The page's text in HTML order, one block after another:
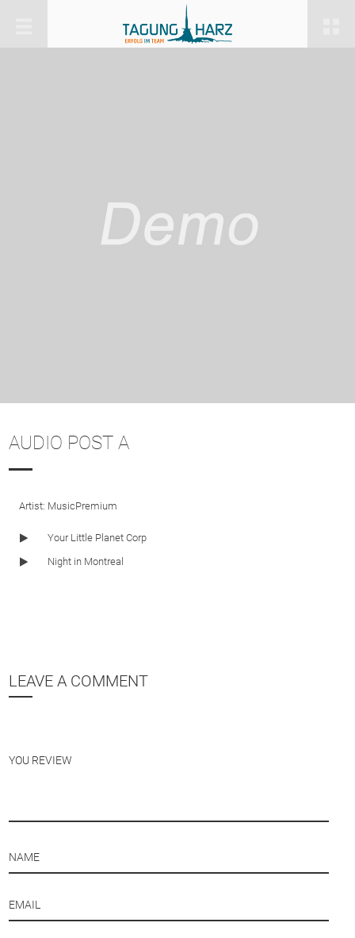
AUDIO POST A
Artist: MusicPremium
Your Little Planet Corp
Night in Montreal
LEAVE A COMMENT